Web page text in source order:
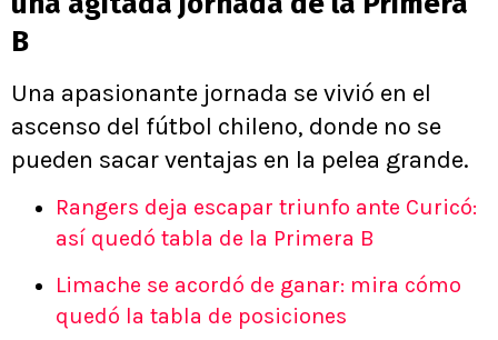
B
Una apasionante jornada se vivió en el
ascenso del fútbol chileno, donde no se
pueden sacar ventajas en la pelea grande.
Rangers deja escapar triunfo ante Curicó:
así quedó tabla de la Primera B
Limache se acordó de ganar: mira cómo
quedó la tabla de posiciones